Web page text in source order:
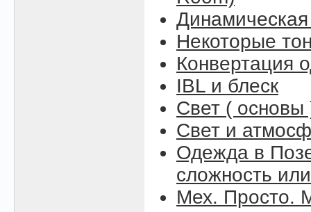
Некоторые
Конвертация
IBL и блеск
Свет ( основы
Свет и
Одежда в
сложность
Мех. Просто.